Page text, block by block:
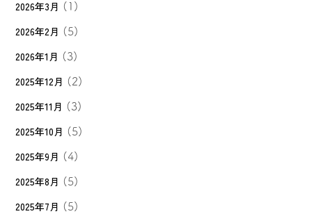
2026年3月 (1)
2026年2月 (5)
2026年1月 (3)
2025年12月 (2)
2025年11月 (3)
2025年10月 (5)
2025年9月 (4)
2025年8月 (5)
2025年7月 (5)